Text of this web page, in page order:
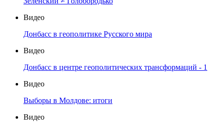
Видео
Донбасс в геополитике Русского мира
Видео
Донбасс в центре геополитических трансформаций - 1
Видео
Выборы в Молдове: итоги
Видео